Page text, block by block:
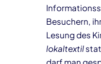
Besuchern,
Lesung des
lokaltextil